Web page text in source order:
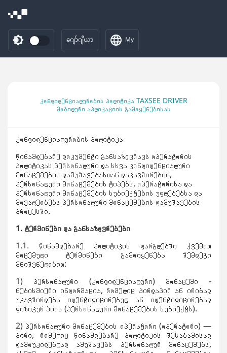
ဂျော်ဂျီယာ My
კონფიდენციალურობის პოლიტიკა TAXSEE DRIVER
მობილური აპლიკაციის გამოყენებისას
კონფიდენციალურობის პოლიტიკა
წინამდებარე დოკუმენტი განსაზღვრავს ოპერატორის
პოლიტიკას პერსონალური და სხვა კონფიდენციალური
მონაცემების დამუშავებასთან დაკავშირებით,
პერსონალური მონაცემების ტიპებს, ოპერატორისა და
პერსონალური მონაცემების სუბიექტების უფლებებსა და
მოვალეობებს პერსონალური მონაცემების დამუშავების
პროცესში.
1. ტერმინები და განსაზღვრებები
1.1. წინამდებარე პოლიტიკის ფარგლებში ქვემოთ
მოცემული ტერმინები გამოიყენება შემდეგი
მნიშვნელობით:
1) პერსონალური (კონფიდენციალური) მონაცემი −
ნებისმიერი ინფორმაცია, რომელიც პირდაპირ ან ირიბად
უკავშირდება იდენტიფიცირებულ ან იდენტიფიცირებად
ფიზიკურ პირს (პერსონალური მონაცემების სუბიექტს).
2) პერსონალური მონაცემების ოპერატორი (ოპერატორი) —
პირი, რომელიც წინამდებარე პოლიტიკის შესაბამისად
დამოუკიდებლად ამუშავებს პერსონალურ მონაცემებს,